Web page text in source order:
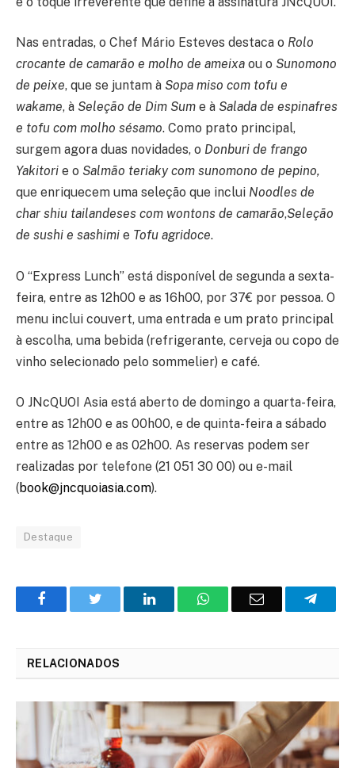
Nas entradas, o Chef Mário Esteves destaca o Rolo
crocante de camarão e molho de ameixa ou o Sunomono
de peixe, que se juntam à Sopa miso com tofu e
wakame, à Seleção de Dim Sum e à Salada de espinafres
e tofu com molho sésamo. Como prato principal,
surgem agora duas novidades, o Donburi de frango
Yakitori e o Salmão teriaky com sunomono de pepino,
que enriquecem uma seleção que inclui Noodles de
char shiu tailandeses com wontons de camarão,Seleção
de sushi e sashimi e Tofu agridoce.
O “Express Lunch” está disponível de segunda a sexta-
feira, entre as 12h00 e as 16h00, por 37€ por pessoa. O
menu inclui couvert, uma entrada e um prato principal
à escolha, uma bebida (refrigerante, cerveja ou copo de
vinho selecionado pelo sommelier) e café.
O JNcQUOI Asia está aberto de domingo a quarta-feira,
entre as 12h00 e as 00h00, e de quinta-feira a sábado
entre as 12h00 e as 02h00. As reservas podem ser
realizadas por telefone (21 051 30 00) ou e-mail
(book@jncquoiasia.com).
Destaque
FacebookTwitter
O
WhatsAppE-
RELACIONADOS